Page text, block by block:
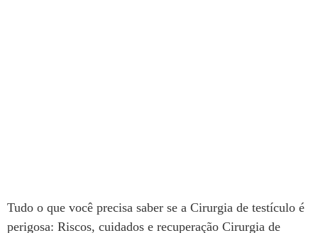
Tudo o que você precisa saber se a Cirurgia de testículo é
perigosa: Riscos, cuidados e recuperação Cirurgia de